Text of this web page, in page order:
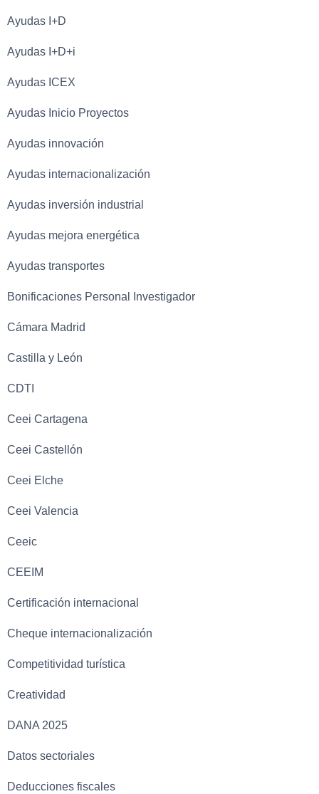
Ayudas I+D
Ayudas I+D+i
Ayudas ICEX
Ayudas Inicio Proyectos
Ayudas innovación
Ayudas internacionalización
Ayudas inversión industrial
Ayudas mejora energética
Ayudas transportes
Bonificaciones Personal Investigador
Cámara Madrid
Castilla y León
CDTI
Ceei Cartagena
Ceei Castellón
Ceei Elche
Ceei Valencia
Ceeic
CEEIM
Certificación internacional
Cheque internacionalización
Competitividad turística
Creatividad
DANA 2025
Datos sectoriales
Deducciones fiscales